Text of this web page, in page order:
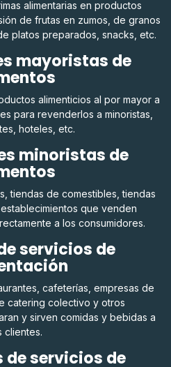
alimentarias en productos
de frutas en zumos, de granos
platos preparados, snacks, etc.
mayoristas de
alimenticios al por mayor a
para revenderlos a minoristas,
hoteles, etc.
minoristas de
tiendas de comestibles, tiendas
que venden
a los consumidores.
servicios de
cafeterías, empresas de
catering colectivo y otros
y sirven comidas y bebidas a
clientes.
de servicios de